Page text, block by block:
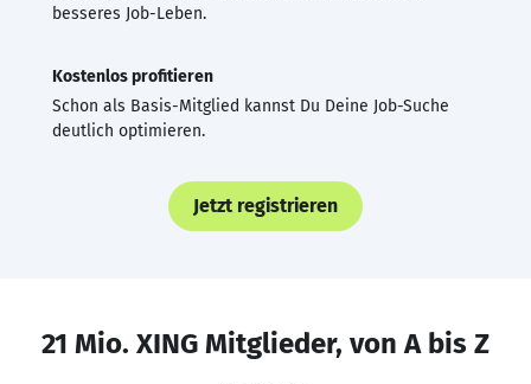
besseres Job-Leben.
Kostenlos profitieren
Schon als Basis-Mitglied kannst Du Deine Job-Suche
deutlich optimieren.
Jetzt registrieren
21 Mio. XING Mitglieder, von A bis Z